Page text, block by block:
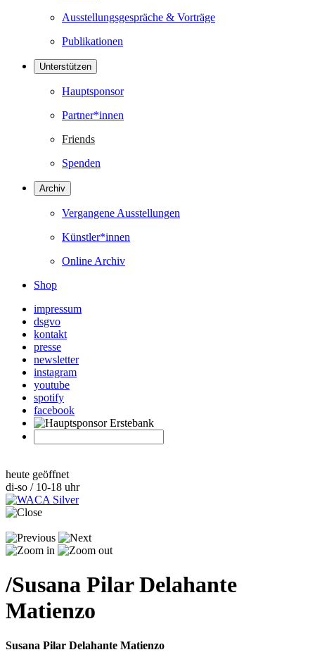
Ausstellungsgespräche & Vorträge
Publikationen
Unterstützen
Hauptsponsor
Partner*innen
Friends
Spenden
Archiv
Vergangene Ausstellungen
Künstler*innen
Online Archiv
Shop
impressum
dsgvo
kontakt
presse
newsletter
instagram
youtube
spotify
facebook
heute geöffnet
di-so / 10-18 uhr
/Susana Pilar Delahante
Matienzo
Susana Pilar Delahante Matienzo